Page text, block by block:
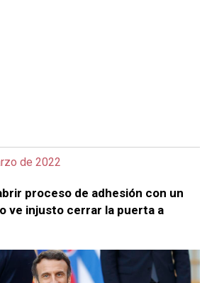
de 2022
proceso de adhesión con un
ve injusto cerrar la puerta a